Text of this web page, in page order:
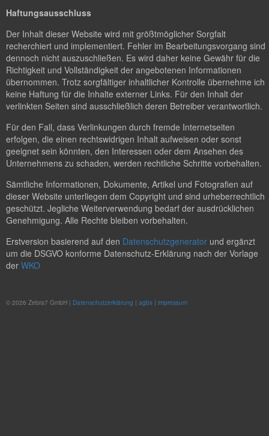
Haftungsausschluss
Der Inhalt dieser Website wird mit größtmöglicher Sorgfalt
recherchiert und implementiert. Fehler im Bearbeitungsvorgang sind
dennoch nicht auszuschließen. Es wird daher keine Gewähr für die
Richtigkeit und Vollständigkeit der angebotenen Informationen
übernommen. Trotz sorgfältiger inhaltlicher Kontrolle übernehme ich
keine Haftung für die Inhalte externer Links. Für den Inhalt der
verlinkten Seiten sind ausschließlich deren Betreiber verantwortlich.
Für den Fall, dass Verlinkungen durch fremde Internetseiten
erfolgen, die einen rechtswidrigen Inhalt aufweisen oder sonst
geeignet sein könnten, den Interessen oder dem Ansehen des
Unternehmens zu schaden, werden rechtliche Schritte vorbehalten.
Sämtliche Informationen, Dokumente, Artikel und Fotografien auf
dieser Website unterliegen dem Copyright und sind urheberrechtlich
geschützt. Jegliche Weiterverwendung bedarf der ausdrücklichen
Genehmigung. Alle Rechte bleiben vorbehalten.
Erstversion basierend auf den Datenschutzgenerator und ergänzt
um die DSGVO konforme Datenschutz-Erklärung nach der Vorlage
der WKO
© 2026 Zebra7 GmbH | Datenschutzerklärung | agbs | impressum